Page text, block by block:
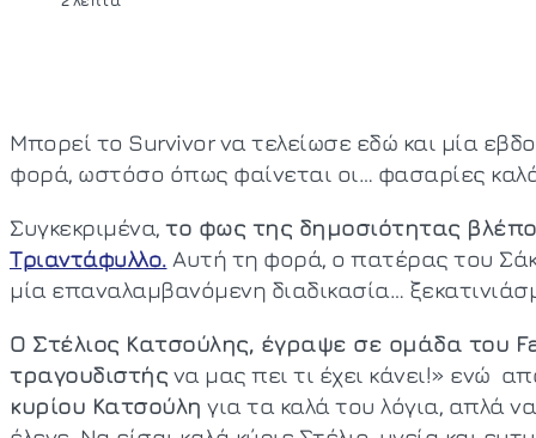
Μπορεί το Survivor να τελείωσε εδώ και μία
φορά, ωστόσο όπως φαίνεται οι… φασαρίες
Συγκεκριμένα, το φως της δημοσιότητας
Τριαντάφυλλο. Αυτή τη φορά, ο πατέρας του
μία επαναλαμβανόμενη διαδικασία…
Ο Στέλιος Κατσούλης, έγραψε σε ομάδα του
τραγουδιστής να μας πει τι έχει κάνει!» ενώ
κυρίου Κατσούλη για τα καλά του λόγια, απλά